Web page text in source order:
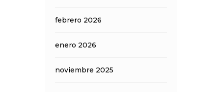
febrero 2026
enero 2026
noviembre 2025